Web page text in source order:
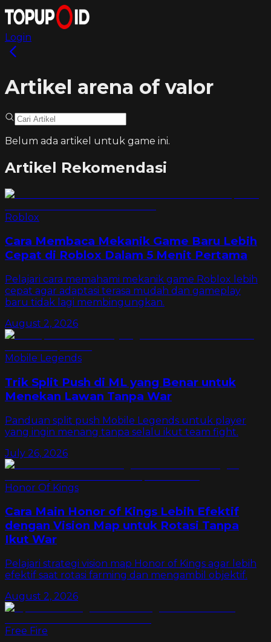
Login
Artikel arena of valor
Belum ada artikel untuk game ini.
Artikel Rekomendasi
Roblox
Cara Membaca Mekanik Game Baru Lebih
Cepat di Roblox Dalam 5 Menit Pertama
Pelajari cara memahami mekanik game Roblox lebih
cepat agar adaptasi terasa mudah dan gameplay
baru tidak lagi membingungkan.
August 2, 2026
Mobile Legends
Trik Split Push di ML yang Benar untuk
Menekan Lawan Tanpa War
Panduan split push Mobile Legends untuk player
yang ingin menang tanpa selalu ikut team fight.
July 26, 2026
Honor Of Kings
Cara Main Honor of Kings Lebih Efektif
dengan Vision Map untuk Rotasi Tanpa
Ikut War
Pelajari strategi vision map Honor of Kings agar lebih
efektif saat rotasi farming dan mengambil objektif.
August 2, 2026
Free Fire